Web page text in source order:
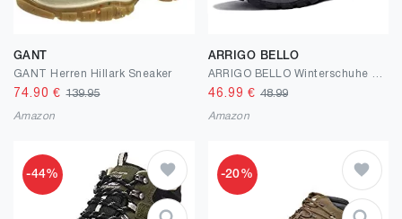
GANT
GANT Herren Hillark Sneaker
74.90 €139.95
Amazon
ARRIGO BELLO
46.99 € 48.99
Amazon
-44% -20%